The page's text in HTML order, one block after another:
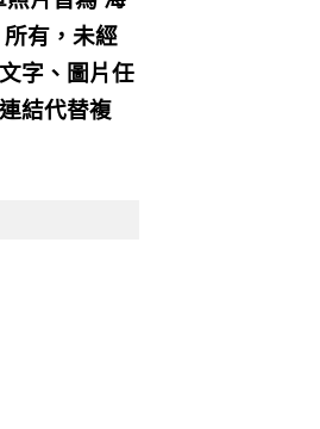
所有，未經
字、圖片任
結代替複